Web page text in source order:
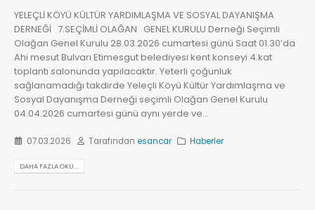
YELEÇLİ KÖYÜ KÜLTÜR YARDIMLAŞMA VE SOSYAL DAYANIŞMA
DERNEĞİ 7.SEÇİMLİ OLAĞAN GENEL KURULU Derneği Seçimli
Olağan Genel Kurulu 28.03.2026 cumartesi günü Saat 01.30’da
Ahi mesut Bulvarı Etimesgut belediyesi kent konseyi 4.kat
toplantı salonunda yapılacaktır. Yeterli çoğunluk
sağlanamadığı takdirde Yeleçli Köyü Kültür Yardımlaşma ve
Sosyal Dayanışma Derneği seçimli Olağan Genel Kurulu
04.04.2026 cumartesi günü aynı yerde ve...
07.03.2026 Tarafındanesancar Haberler
DAHA FAZLA OKU...